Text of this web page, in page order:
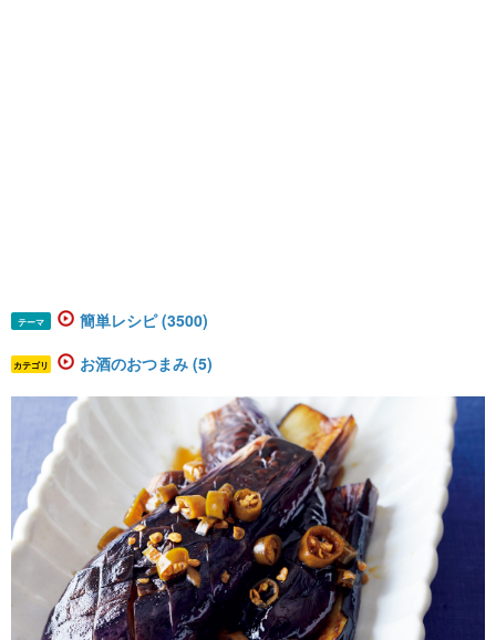
テーマ 簡単レシピ (3500)
カテゴリ お酒のおつまみ (5)